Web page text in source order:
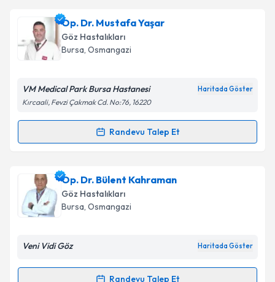
Op. Dr. Önder Taşyeneniçin randevu takvimi talebi
oluşturun. Size bu uzmandan randevu almanız için bir
takvim hazırlandığında e-posta ile bilgilendireceğiz.
Kişisel verilerimin işlenmesine ilişkin
Metni'ni okudum ve kişisel verilerimin belirtilen
Takvim Talebini Gönder
Op. Dr. Mustafa Yaşar
Göz Hastalıkları
Bursa, Osmangazi
VM Medical Park Bursa Hastanesi Haritada Göster
Kırcaali, Fevzi Çakmak Cd. No:76, 16220
Randevu Talep Et
Randevu Takvimi Talebi
Op. Dr. Mustafa Yaşariçin randevu takvimi talebi
oluşturun. Size bu uzmandan randevu almanız için bir
takvim hazırlandığında e-posta ile bilgilendireceğiz.
Op. Dr. Bülent Kahraman
Göz Hastalıkları
Bursa, Osmangazi
Veni Vidi Göz Haritada Göster
Randevu Talep Et